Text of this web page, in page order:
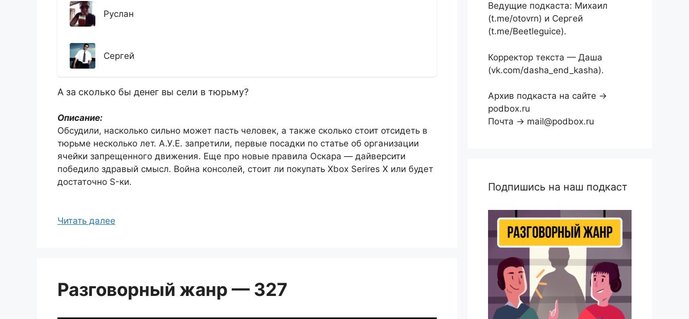
Руслан
Сергей
А за сколько бы денег вы сели в тюрьму?
Описание:
Обсудили, насколько сильно может пасть человек, а также сколько стоит отсидеть в
тюрьме несколько лет. А.У.Е. запретили, первые посадки по статье об организации
ячейки запрещенного движения. Еще про новые правила Оскара — дайверсити
победило здравый смысл. Война консолей, стоит ли покупать Xboх Serires X или будет
достаточно S-ки.
Читать далее
Разговорный жанр — 327
Ведущие подкаста: Михаил
(t.me/otovrn) и Сергей
(t.me/Beetleguice).
Корректор текста — Даша
(vk.com/dasha_end_kasha).
Архив подкаста на сайте →
podbox.ru
Почта → mail@podbox.ru
Подпишись на наш подкаст